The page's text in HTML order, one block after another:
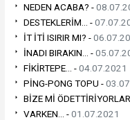
NEDEN ACABA? -
DESTEKLERİM... -
İT İTİ ISIRIR MI? -
İNADI BIRAKIN... -
FİKİRTEPE... -04.07.2021
PİNG-PONG TOPU -
BİZE Mİ
VARKEN... -01.07.2021